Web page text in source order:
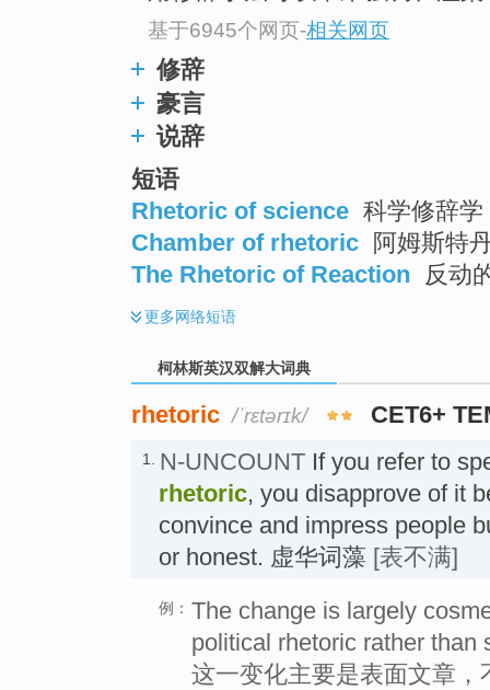
基于6945个网页-相关网页
修辞
豪言
说辞
短语
Rhetoric of science 科学修辞学
Chamber of rhetoric 阿姆斯特
The Rhetoric of Reaction
反动
更多网络短语
柯林斯英汉双解大词典
rhetoric /ˈrɛtərɪk/ CET6+
1. N-UNCOUNT If you refer to
rhetoric, you disapprove of it
convince and impress people
or honest. 虚华词藻 [表不满]
例： The change is largely
political rhetoric rather than
这一变化主要是表面文章